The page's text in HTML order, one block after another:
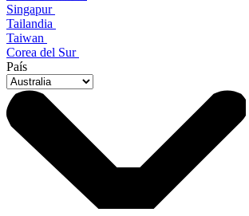
Singapur
Tailandia
Taiwan
Corea del Sur
País